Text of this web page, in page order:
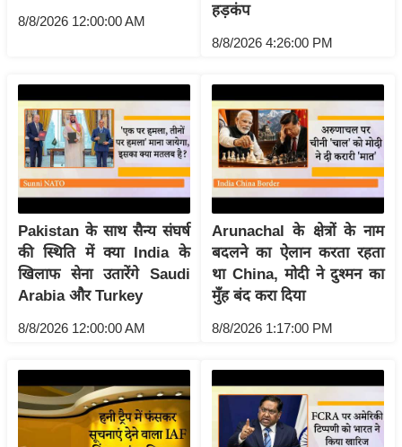
हि
त
ऑ
टो
व
र्ल्ड
न्यू
ज
ब्री
रं
ज
8/8/2026 12:00:00 AM
हड़कंप
8/8/2026 4:26:00 PM
Pakistan के साथ सैन्य संघर्ष
की स्थिति में क्या India के
खिलाफ सेना उतारेंगे Saudi
Arabia और Turkey
8/8/2026 12:00:00 AM
Arunachal के क्षेत्रों के नाम
बदलने का ऐलान करता रहता
था China, मोदी ने दुश्मन का
मुँह बंद करा दिया
8/8/2026 1:17:00 PM